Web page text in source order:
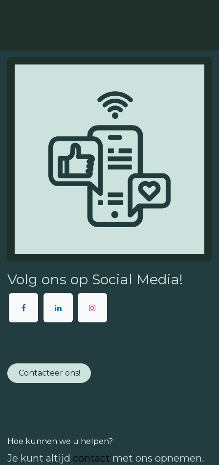
Volg ons op Social Media!
Contacteer ons!
Hoe kunnen we u helpen?
Je kunt altijd contact met ons opnemen. ​